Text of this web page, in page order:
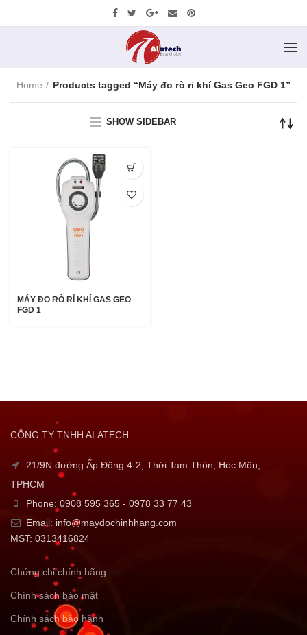
Home Products tagged “Máy đo rò rỉ khí Gas Geo FGD 1”
SHOW SIDEBAR
MÁY ĐO RÒ RỈ KHÍ GAS GEO
FGD 1
CÔNG TY TNHH ALATECH
21/9N đường Ấp Đông 4-2, Thới Tam Thôn, Hóc Môn,
TPHCM
Phone: 0908 595 365 - 0978 33 77 43
Email: info@maydochinhhang.com
MST: 0313416824
Chứng chỉ chính hãng
Chính sách bảo mật
Chính sách bảo hành